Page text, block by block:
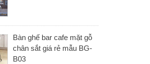
Bàn ghế bar cafe mặt gỗ
chân sắt giá rẻ mẫu BG-
B03